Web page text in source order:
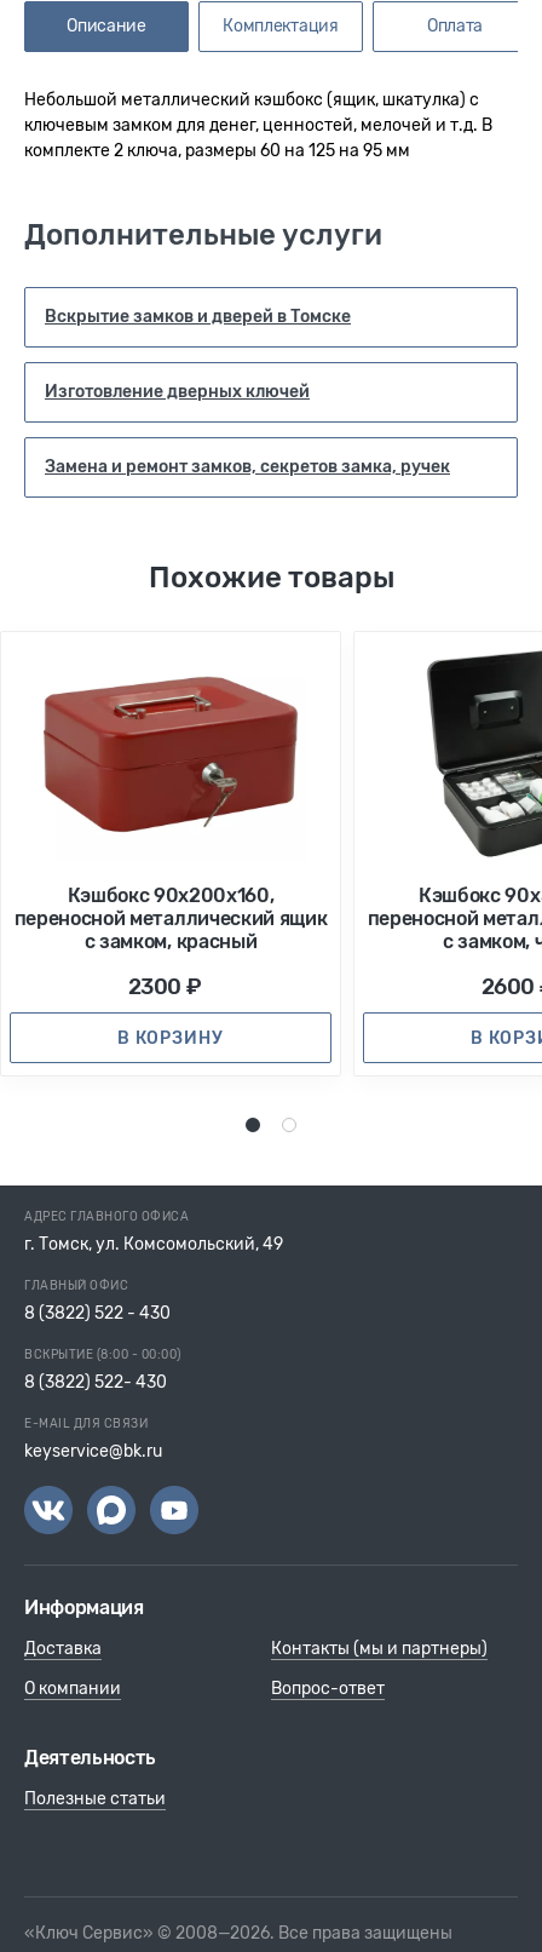
Описание Комплектация Оплата
Небольшой металлический кэшбокс (ящик, шкатулка) с
ключевым замком для денег, ценностей, мелочей и т.д. В
комплекте 2 ключа, размеры 60 на 125 на 95 мм
Дополнительные услуги
Вскрытие замков и дверей в Томске
Изготовление дверных ключей
Замена и ремонт замков, секретов замка, ручек
Похожие товары
Кэшбокс 90х200х160,
переносной металлический ящик
с замком, красный
2300 ₽
В КОРЗИНУ
Кэшбокс
переносной
с замком,
2600
В
1 2
АДРЕС ГЛАВНОГО ОФИСА
г. Томск, ул. Комсомольский, 49
ГЛАВНЫЙ ОФИС
8 (3822) 522 - 430
ВСКРЫТИЕ (8:00 - 00:00)
8 (3822) 522- 430
E-MAIL ДЛЯ СВЯЗИ
keyservice@bk.ru
Информация
Доставка
О компании
Контакты (мы и партнеры)
Вопрос-ответ
Деятельность
Полезные статьи
«Ключ Сервис» © 2008—2026. Все права защищены